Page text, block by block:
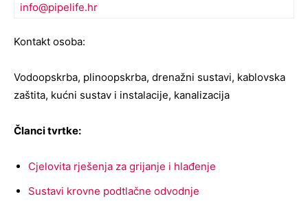
info@pipelife.hr
Kontakt osoba:
Vodoopskrba, plinoopskrba, drenažni sustavi, kablovska
zaštita, kućni sustav i instalacije, kanalizacija
Članci tvrtke:
Cjelovita rješenja za grijanje i hlađenje
Sustavi krovne podtlačne odvodnje